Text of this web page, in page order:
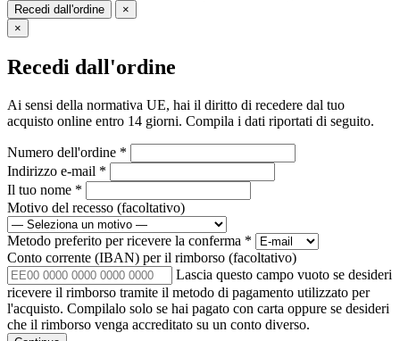
Recedi dall'ordine
×
×
Recedi dall'ordine
Ai sensi della normativa UE, hai il diritto di recedere dal tuo
acquisto online entro 14 giorni. Compila i dati riportati di seguito.
Numero dell'ordine *
Indirizzo e-mail *
Il tuo nome *
Motivo del recesso (facoltativo)
Metodo preferito per ricevere la conferma *
Conto corrente (IBAN) per il rimborso (facoltativo)
Lascia questo campo vuoto se desideri
ricevere il rimborso tramite il metodo di pagamento utilizzato per
l'acquisto. Compilalo solo se hai pagato con carta oppure se desideri
che il rimborso venga accreditato su un conto diverso.